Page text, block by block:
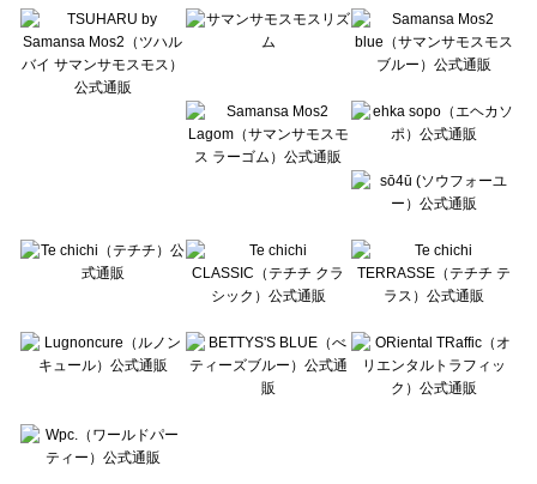
Lugnoncure（ルノンキュール）の一覧
BETTY'S BLUE（べティーズブルー）の一覧
Wpc.（ワールドパーティー）の一覧